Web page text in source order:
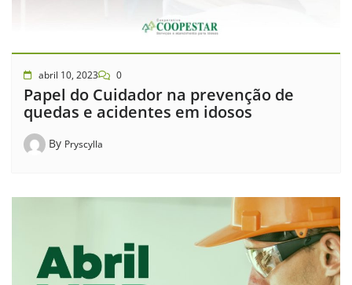
abril 10, 2023 0
Papel do Cuidador na prevenção de
quedas e acidentes em idosos
By Pryscylla